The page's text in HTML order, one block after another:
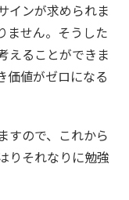
インが求められま
ません。そうした
えることができま
価値がゼロになる
すので、これから
りそれなりに勉強